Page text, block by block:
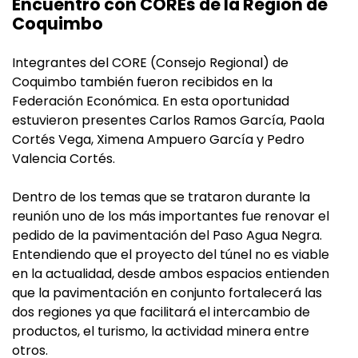
Coquimbo
Integrantes del CORE (Consejo Regional) de
Coquimbo también fueron recibidos en la
Federación Económica. En esta oportunidad
estuvieron presentes Carlos Ramos García, Paola
Cortés Vega, Ximena Ampuero García y Pedro
Valencia Cortés.
Dentro de los temas que se trataron durante la
reunión uno de los más importantes fue renovar el
pedido de la pavimentación del Paso Agua Negra.
Entendiendo que el proyecto del túnel no es viable
en la actualidad, desde ambos espacios entienden
que la pavimentación en conjunto fortalecerá las
dos regiones ya que facilitará el intercambio de
productos, el turismo, la actividad minera entre
otros.